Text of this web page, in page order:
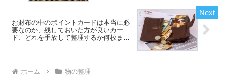
お財布の中のポイントカードは本当に必
要なのか、残しておいた方が良いカー
ド、どれを手放して整理するか何枚まで
ホーム 物の整理